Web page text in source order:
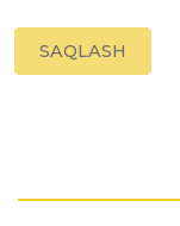
SAQLASH